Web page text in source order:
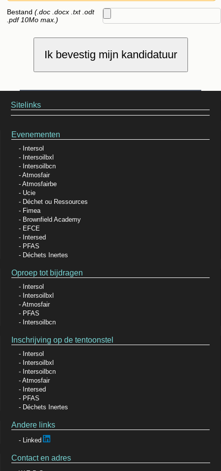
Bestand (.doc .docx .txt .odt
.pdf 10Mo max.)
Ik bevestig mijn kandidatuur
Sitelinks
Evenementen
Intersol
Intersoilbxl
Intersoilbcn
Atmosfair
Atmosfairbe
Ucie
Déchet ou Ressources
Fimea
Brownfield Academy
EFCE
Intersed
PFAS
Déchets Inertes
Oproep tot bijdragen
Intersol
Intersoilbxl
Atmosfair
PFAS
Intersoilbcn
Inschrijving op de tentoonstel
Intersol
Intersoilbxl
Intersoilbcn
Atmosfair
Intersed
PFAS
Déchets Inertes
Andere links
Linked
Contact en adres